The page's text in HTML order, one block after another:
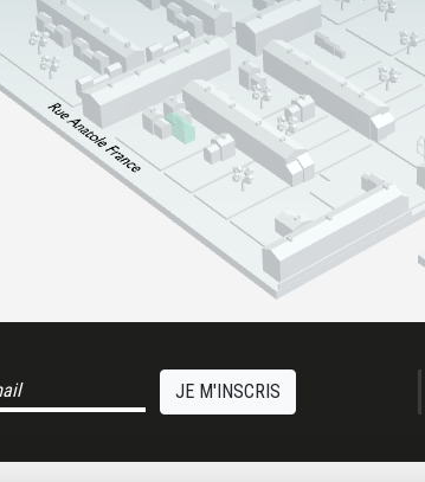
JE M'INSCRIS